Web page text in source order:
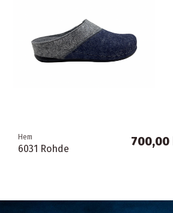
Hem
6031 Rohde
700,00